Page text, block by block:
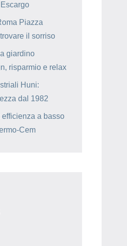
Piazza
il sorriso
giardino
risparmio e relax
Huni:
dal 1982
efficienza a basso
Cem